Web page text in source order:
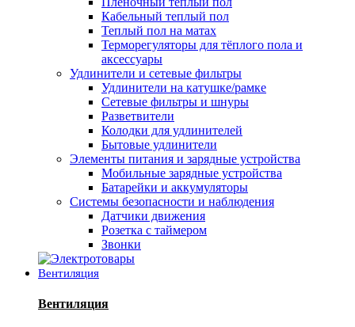
Кабельный теплый пол
Теплый пол на матах
Терморегуляторы для тёплого пола и
аксессуары
Удлинители и сетевые фильтры
Удлинители на катушке/рамке
Сетевые фильтры и шнуры
Разветвители
Колодки для удлинителей
Бытовые удлинители
Элементы питания и зарядные устройства
Мобильные зарядные устройства
Батарейки и аккумуляторы
Системы безопасности и наблюдения
Датчики движения
Розетка с таймером
Звонки
Вентиляция
Вентиляция